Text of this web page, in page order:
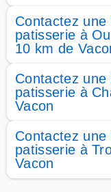
Contactez une
patisserie à
10 km de
Contactez une
patisserie à
Vacon
Contactez une
patisserie à
Vacon